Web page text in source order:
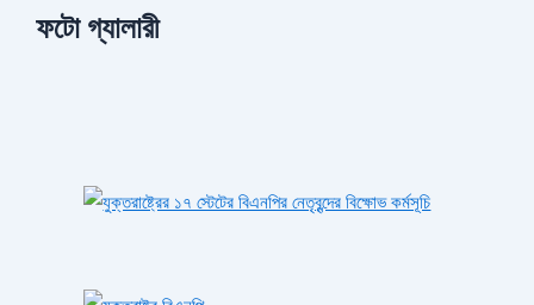
ফটো গ্যালারী